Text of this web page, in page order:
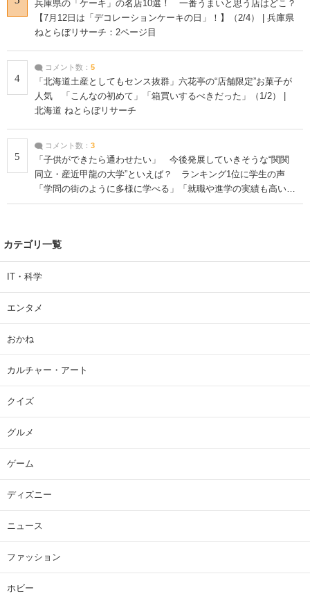
兵庫県の「ケーキ」の名店10選！ 一番うまいと思う店はどこ？
【7月12日は「デコレーションケーキの日」！】（2/4） | 兵庫県
ねとらぼリサーチ：2ページ目
4
コメント数： 5
「北海道土産としてもセンス抜群」六花亭の“店舗限定”お菓子が
人気 「こんなの初めて」「箱買いするべきだった」（1/2） |
北海道 ねとらぼリサーチ
5
コメント数： 3
「子供ができたら通わせたい」 今後発展していきそうな“関関
同立・産近甲龍の大学”といえば？ ランキング1位に学生の声
「学問の街のように多様に学べる」「就職や進学の実績も高い」
| 大学 ねとらぼリサーチ
カテゴリ一覧
IT・科学
エンタメ
おかね
カルチャー・アート
クイズ
グルメ
ゲーム
ディズニー
ニュース
ファッション
ホビー